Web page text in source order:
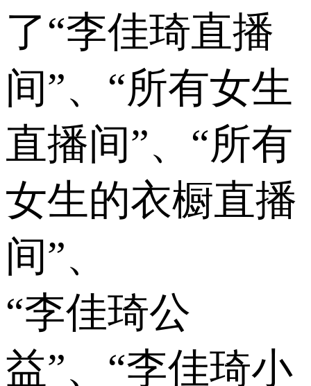
了“李佳琦直播
间”、“所有女生
直播间”、“所有
女生的衣橱直播
间”、
“李佳琦公
益”、“李佳琦小